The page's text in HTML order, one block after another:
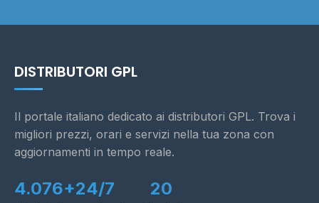
DISTRIBUTORI GPL
Il portale italiano dedicato ai distributori GPL. Trova i
migliori prezzi, orari e servizi nella tua zona con
aggiornamenti in tempo reale.
4.076+24/7 20